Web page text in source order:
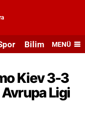
Bilim veMENÜ
Kiev 3-3
Avrupa Ligi